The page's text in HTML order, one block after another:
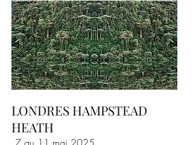
LONDRES HAMPSTEAD
HEATH